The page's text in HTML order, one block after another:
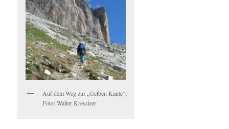
Auf dem Weg zur „Gelben Kante“;
Foto: Walter Kressirer